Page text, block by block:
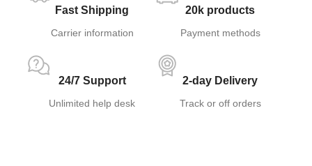
Fast Shipping
Carrier information
20k products
Payment methods
24/7 Support
Unlimited help desk
2-day Delivery
Track or off orders